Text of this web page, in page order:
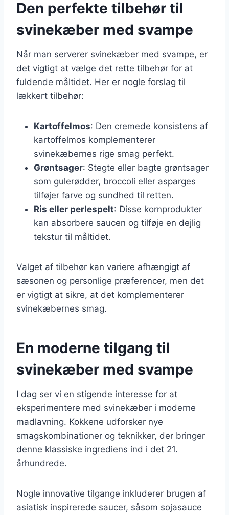
Den perfekte tilbehør til
svinekæber med svampe
Når man serverer svinekæber med svampe, er
det vigtigt at vælge det rette tilbehør for at
fuldende måltidet. Her er nogle forslag til
lækkert tilbehør:
Kartoffelmos: Den cremede konsistens af
kartoffelmos komplementerer
svinekæbernes rige smag perfekt.
Grøntsager: Stegte eller bagte grøntsager
som gulerødder, broccoli eller asparges
tilføjer farve og sundhed til retten.
Ris eller perlespelt: Disse kornprodukter
kan absorbere saucen og tilføje en dejlig
tekstur til måltidet.
Valget af tilbehør kan variere afhængigt af
sæsonen og personlige præferencer, men det
er vigtigt at sikre, at det komplementerer
svinekæbernes smag.
En moderne tilgang til
svinekæber med svampe
I dag ser vi en stigende interesse for at
eksperimentere med svinekæber i moderne
madlavning. Kokkene udforsker nye
smagskombinationer og teknikker, der bringer
denne klassiske ingrediens ind i det 21.
århundrede.
Nogle innovative tilgange inkluderer brugen af
asiatisk inspirerede saucer, såsom sojasauce